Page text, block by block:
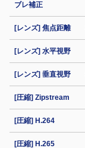
ブレ補正
[レンズ] 焦点距離
[レンズ] 水平視野
[レンズ] 垂直視野
[圧縮] Zipstream
[圧縮] H.264
[圧縮] H.265